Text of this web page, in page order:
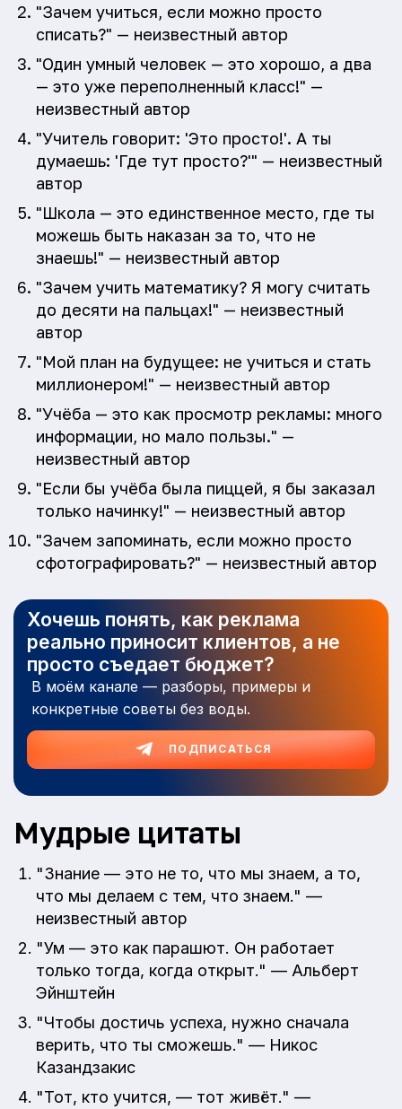
"Зачем учиться, если можно просто
списать?" — неизвестный автор
"Один умный человек — это хорошо, а два
— это уже переполненный класс!" —
неизвестный автор
"Учитель говорит: 'Это просто!'. А ты
думаешь: 'Где тут просто?'" — неизвестный
автор
"Школа — это единственное место, где ты
можешь быть наказан за то, что не
знаешь!" — неизвестный автор
"Зачем учить математику? Я могу считать
до десяти на пальцах!" — неизвестный
автор
"Мой план на будущее: не учиться и стать
миллионером!" — неизвестный автор
"Учёба — это как просмотр рекламы: много
информации, но мало пользы." —
неизвестный автор
"Если бы учёба была пиццей, я бы заказал
только начинку!" — неизвестный автор
"Зачем запоминать, если можно просто
сфотографировать?" — неизвестный автор
Хочешь понять, как реклама
реально приносит клиентов, а не
просто съедает бюджет?
В моём канале — разборы, примеры и
конкретные советы без воды.
ПОДПИСАТЬСЯ
Мудрые цитаты
"Знание — это не то, что мы знаем, а то,
что мы делаем с тем, что знаем." —
неизвестный автор
"Ум — это как парашют. Он работает
только тогда, когда открыт." — Альберт
Эйнштейн
"Чтобы достичь успеха, нужно сначала
верить, что ты сможешь." — Никос
Казандзакис
"Тот, кто учится, — тот живёт." —